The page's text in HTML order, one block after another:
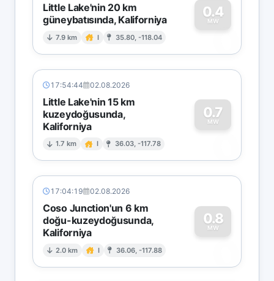
Little Lake'nin 20 km
güneybatısında, Kaliforniya
7.9 km I 35.80, -118.04
0.4
MW
0
17:54:44 02.08.2026
Little Lake'nin 15 km
kuzeydoğusunda,
Kaliforniya
1.7 km I 36.03, -117.78
0.7
MW
0
17:04:19 02.08.2026
Coso Junction'un 6 km
doğu-kuzeydoğusunda,
Kaliforniya
2.0 km I 36.06, -117.88
0.8
MW
0